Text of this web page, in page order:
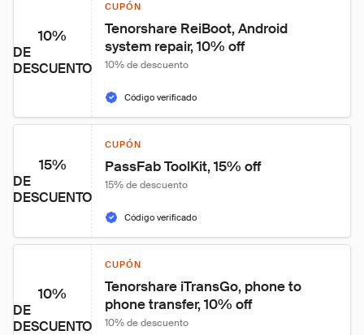
10%
DE
DESCUENTO
CUPÓN
Tenorshare ReiBoot, Android
system repair, 10% off
10% de descuento
Código verificado
15%
DE
DESCUENTO
CUPÓN
PassFab ToolKit, 15% off
15% de descuento
Código verificado
10%
DE
DESCUENTO
CUPÓN
Tenorshare iTransGo, phone to
phone transfer, 10% off
10% de descuento